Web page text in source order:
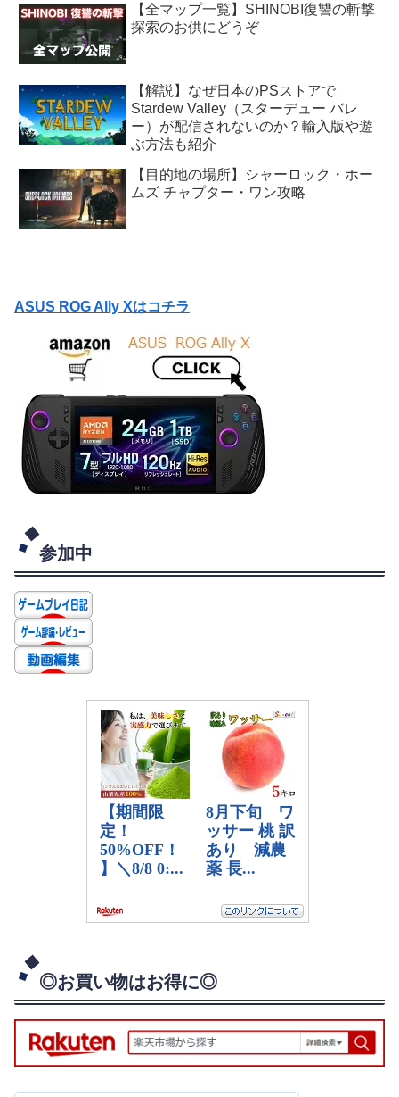
【全マップ一覧】SHINOBI復讐の斬撃
探索のお供にどうぞ
【解説】なぜ日本のPSストアで
Stardew Valley（スターデュー バレ
ー）が配信されないのか？輸入版や遊
ぶ方法も紹介
【目的地の場所】シャーロック・ホー
ムズ チャプター・ワン攻略
ASUS ROG Ally Xはコチラ
参加中
◎お買い物はお得に◎